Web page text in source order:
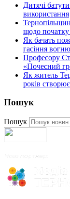
Дитячі
використання
щодо початку
Як бачать
гасіння
Професору
«Почесний
Як житель
років
Пошук
Пошук